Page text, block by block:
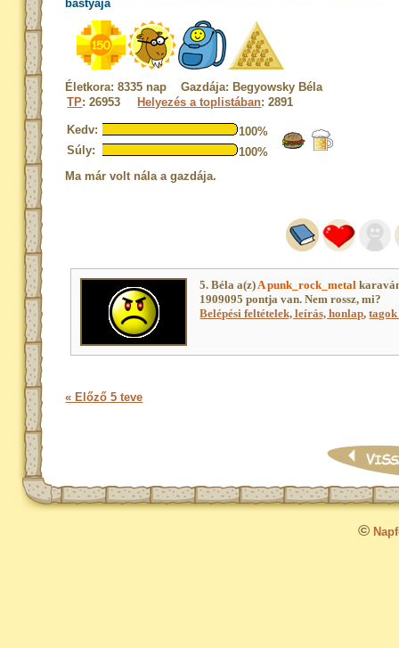
bástyája
Életkora: 8335 nap Gazdája: Begyowsky Béla
TP: 26953 Helyezés a toplistában: 2891
Kedv:
100%
Súly:
100%
Ma már volt nála a gazdája.
5. Béla a(z)A punk_rock_metal
1909095 pontja van. Nem rossz, mi?
Belépési feltételek, leírás, honlap,
« Előző 5 teve
©